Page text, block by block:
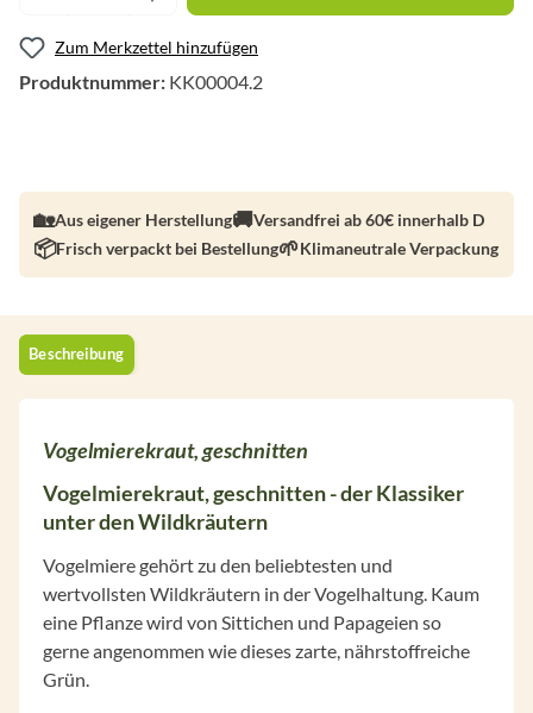
Zum Merkzettel hinzufügen
Produktnummer: KK00004.2
Aus eigener Herstellung
Versandfrei ab 60€ innerhalb D
Frisch verpackt bei Bestellung
Klimaneutrale Verpackung
Beschreibung
Vogelmierekraut, geschnitten
Vogelmierekraut, geschnitten - der Klassiker
unter den Wildkräutern
Vogelmiere gehört zu den beliebtesten und
wertvollsten Wildkräutern in der Vogelhaltung. Kaum
eine Pflanze wird von Sittichen und Papageien so
gerne angenommen wie dieses zarte, nährstoffreiche
Grün.